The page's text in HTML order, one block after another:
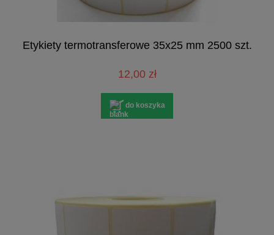
Etykiety termotransferowe 35x25 mm 2500 szt.
12,00 zł
do koszyka